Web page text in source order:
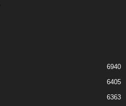
6940
6405
6363